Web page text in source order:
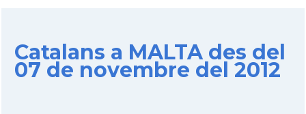
Catalans a MALTA des del
07 de novembre del 2012